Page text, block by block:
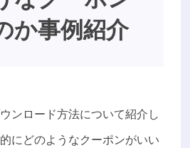
か事例紹介
ンロード方法について紹介し
にどのようなクーポンがいい